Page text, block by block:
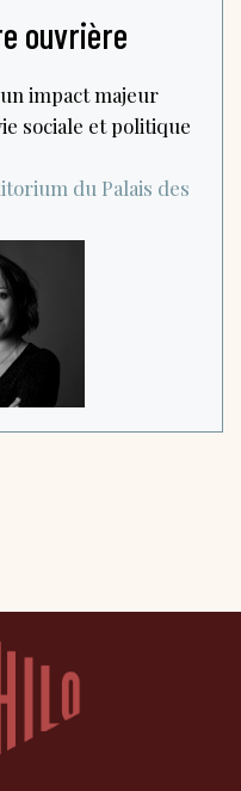
ouvrière
impact majeur
sociale et politique
du Palais des